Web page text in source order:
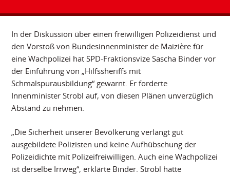
In der Diskussion über einen freiwilligen Polizeidienst und
den Vorstoß von Bundesinnenminister de Maizière für
eine Wachpolizei hat SPD-Fraktionsvize Sascha Binder vor
der Einführung von „Hilfssheriffs mit
Schmalspurausbildung“ gewarnt. Er forderte
Innenminister Strobl auf, von diesen Plänen unverzüglich
Abstand zu nehmen.
„Die Sicherheit unserer Bevölkerung verlangt gut
ausgebildete Polizisten und keine Aufhübschung der
Polizeidichte mit Polizeifreiwilligen. Auch eine Wachpolizei
ist derselbe Irrweg“, erklärte Binder. Strobl hatte